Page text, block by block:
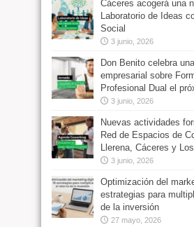
Cáceres acogerá una
Laboratorio de Ideas
Social
3 junio, 2026
Don Benito celebra
empresarial sobre
Profesional Dual el
3 junio, 2026
Nuevas actividades
Red de Espacios de
Llerena, Cáceres y
3 junio, 2026
Optimización del
estrategias para
de la inversión
27 mayo, 2026